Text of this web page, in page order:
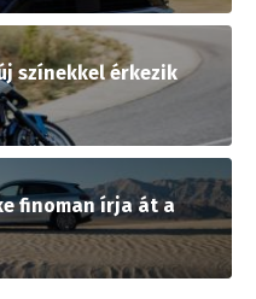
színekkel érkezik
finoman írja át a